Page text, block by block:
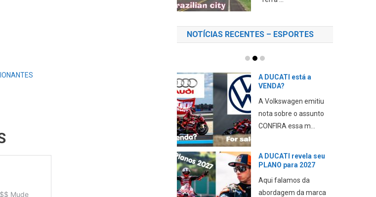
NOTÍCIAS RECENTES – ESPORTES
A DUCATI está a
VENDA?
A Volkswagen emitiu
nota sobre o assunto
CONFIRA essa m...
A DUCATI revela seu
PLANO para 2027
Aqui falamos da
abordagem da marca